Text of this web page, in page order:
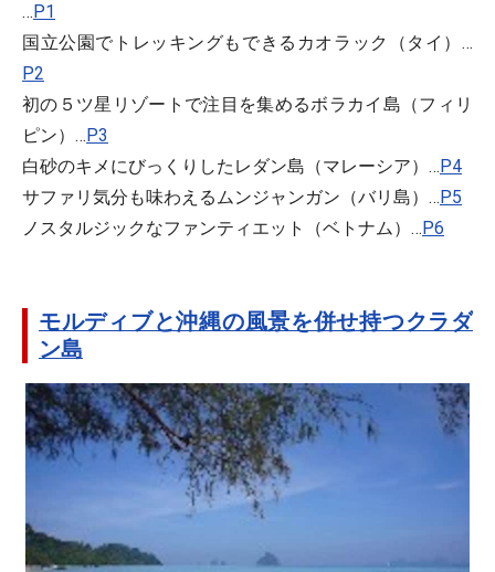
…P1
国立公園でトレッキングもできるカオラック（タイ）…
P2
初の５ツ星リゾートで注目を集めるボラカイ島（フィリ
ピン）…P3
白砂のキメにびっくりしたレダン島（マレーシア）…P4
サファリ気分も味わえるムンジャンガン（バリ島）…P5
ノスタルジックなファンティエット（ベトナム）…P6
モルディブと沖縄の風景を併せ持つクラダ
ン島